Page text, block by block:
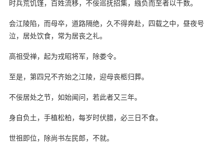
时兵荒饥馑，百姓流移，不佞巡抚招集，繈负而至者以千数。
会江陵陷，而母卒，道路隔绝，久不得奔赴，四载之中，昼夜号
泣，居处饮食，常为居丧之礼。
高祖受禅，起为戎昭将军，除娄令。
至是，第四兄不齐始之江陵，迎母丧柩归葬。
不佞居处之节，如始闻问，若此者又三年。
身自负土，手植松柏，每岁时伏腊，必三日不食。
世祖即位，除尚书左民郎，不就。